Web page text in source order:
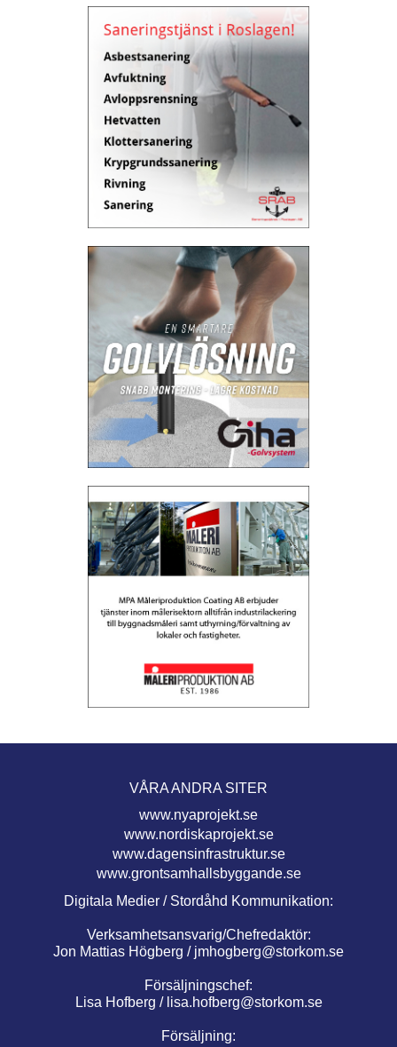
VÅRA ANDRA SITER
www.nyaprojekt.se
www.nordiskaprojekt.se
www.dagensinfrastruktur.se
www.grontsamhallsbyggande.se
Digitala Medier / Stordåhd Kommunikation:
Verksamhetsansvarig/Chefredaktör:
Jon Mattias Högberg / jmhogberg@storkom.se
Försäljningschef:
Lisa Hofberg / lisa.hofberg@storkom.se
Försäljning: